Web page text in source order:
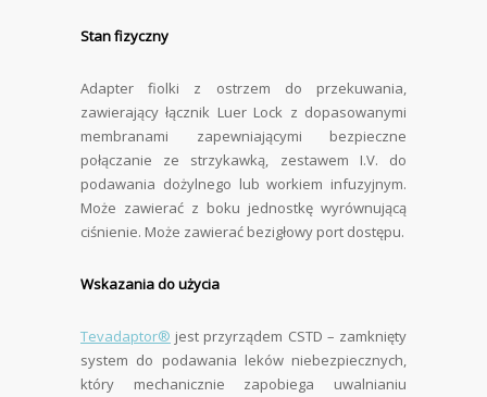
Stan fizyczny
Adapter fiolki z ostrzem do przekuwania,
zawierający łącznik Luer Lock z dopasowanymi
membranami zapewniającymi bezpieczne
połączanie ze strzykawką, zestawem I.V. do
podawania dożylnego lub workiem infuzyjnym.
Może zawierać z boku jednostkę wyrównującą
ciśnienie. Może zawierać bezigłowy port dostępu.
Wskazania do użycia
Tevadaptor® jest przyrządem CSTD – zamknięty
system do podawania leków niebezpiecznych,
który mechanicznie zapobiega uwalnianiu